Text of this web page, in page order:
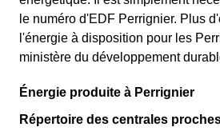
le numéro d'EDF Perrignier. Plus
l'énergie à disposition pour les
ministère du développement
Énergie produite à Perrignier
Répertoire des centrales